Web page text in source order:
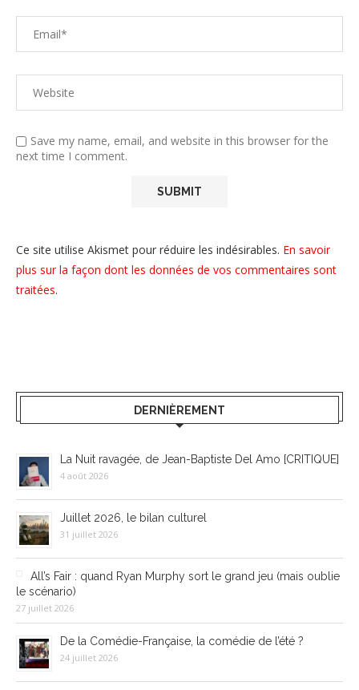
Save my name, email, and website in this browser for the
next time I comment.
Ce site utilise Akismet pour réduire les indésirables. En savoir
plus sur la façon dont les données de vos commentaires sont
traitées.
DERNIÈREMENT
La Nuit ravagée, de Jean-Baptiste Del Amo [CRITIQUE]
4 août 2026
Juillet 2026, le bilan culturel
31 juillet 2026
All’s Fair : quand Ryan Murphy sort le grand jeu (mais oublie
le scénario)
27 juillet 2026
De la Comédie-Française, la comédie de l’été ?
24 juillet 2026